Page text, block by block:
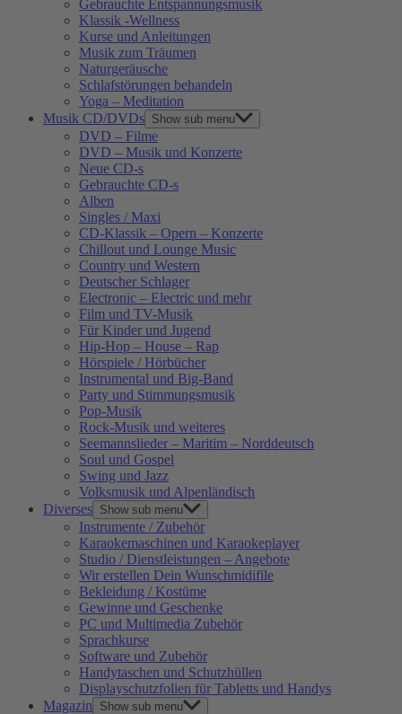
Gebrauchte Entspannungsmusik
Klassik -Wellness
Kurse und Anleitungen
Musik zum Träumen
Naturgeräusche
Schlafstörungen behandeln
Yoga – Meditation
Musik CD/DVDs Show sub menu
DVD – Filme
DVD – Musik und Konzerte
Neue CD-s
Gebrauchte CD-s
Alben
Singles / Maxi
CD-Klassik – Opern – Konzerte
Chillout und Lounge Music
Country und Western
Deutscher Schlager
Electronic – Electric und mehr
Film und TV-Musik
Für Kinder und Jugend
Hip-Hop – House – Rap
Hörspiele / Hörbücher
Instrumental und Big-Band
Party und Stimmungsmusik
Pop-Musik
Rock-Musik und weiteres
Seemannslieder – Maritim – Norddeutsch
Soul und Gospel
Swing und Jazz
Volksmusik und Alpenländisch
Diverses Show sub menu
Instrumente / Zubehör
Karaokemaschinen und Karaokeplayer
Studio / Dienstleistungen – Angebote
Wir erstellen Dein Wunschmidifile
Bekleidung / Kostüme
Gewinne und Geschenke
PC und Multimedia Zubehör
Sprachkurse
Software und Zubehör
Handytaschen und Schutzhüllen
Displayschutzfolien für Tabletts und Handys
Magazin
Show sub menu